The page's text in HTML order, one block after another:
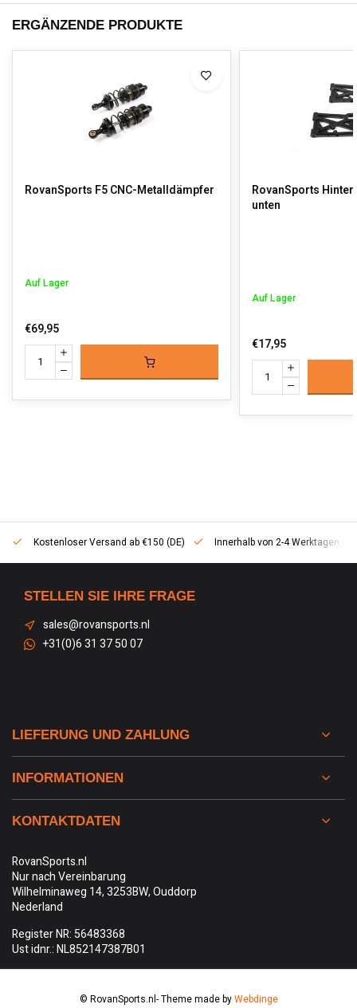
ERGÄNZENDE PRODUKTE
RovanSports F5 CNC-Metalldämpfer
Auf Lager
€69,95
RovanSports
unten
Auf Lager
€17,95
Kostenloser Versand ab €150 (DE) Innerhalb von 2-4 Werktagen
STELLEN SIE IHRE FRAGE
sales@rovansports.nl
+31(0)6 31 37 50 07
LIEFERUNG UND ZAHLUNG
INFORMATIONEN
KONTAKTDATEN
RovanSports.nl
Nur nach Vereinbarung
Wilhelminaweg 14, 3253BW, Ouddorp
Nederland
Register NR: 56483368
Ust idnr.: NL852147387B01
© RovanSports.nl- Theme made byWebdinge